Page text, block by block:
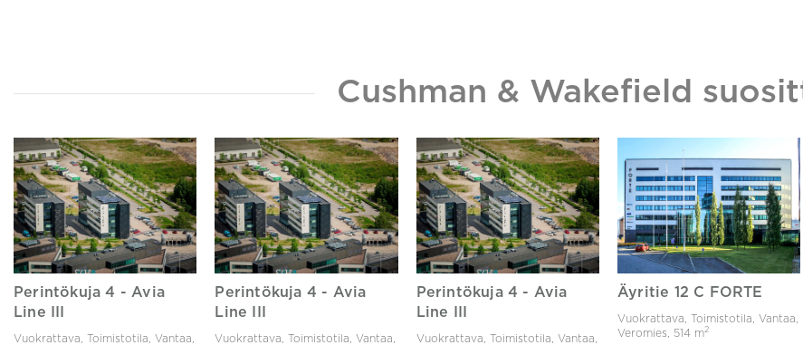
Cushman & Wakefield
Perintökuja 4 - Avia
Line III
Vuokrattava, Toimistotila, Vantaa,
Perintökuja 4 - Avia
Line III
Vuokrattava, Toimistotila, Vantaa,
Perintökuja 4 - Avia
Line III
Vuokrattava, Toimistotila, Vantaa,
Äyritie 12 C FORTE
Vuokrattava, Toimistotila, Vantaa,
Veromies, 514 m2